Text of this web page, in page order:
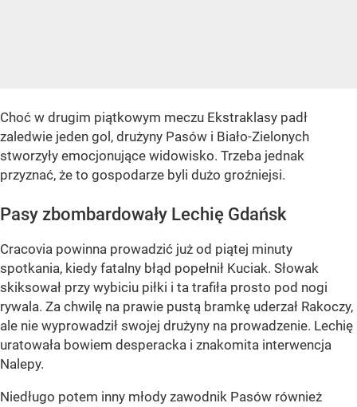
Choć w drugim piątkowym meczu Ekstraklasy padł
zaledwie jeden gol, drużyny Pasów i Biało-Zielonych
stworzyły emocjonujące widowisko. Trzeba jednak
przyznać, że to gospodarze byli dużo groźniejsi.
Pasy zbombardowały Lechię Gdańsk
Cracovia powinna prowadzić już od piątej minuty
spotkania, kiedy fatalny błąd popełnił Kuciak. Słowak
skiksował przy wybiciu piłki i ta trafiła prosto pod nogi
rywala. Za chwilę na prawie pustą bramkę uderzał Rakoczy,
ale nie wyprowadził swojej drużyny na prowadzenie. Lechię
uratowała bowiem desperacka i znakomita interwencja
Nalepy.
Niedługo potem inny młody zawodnik Pasów również